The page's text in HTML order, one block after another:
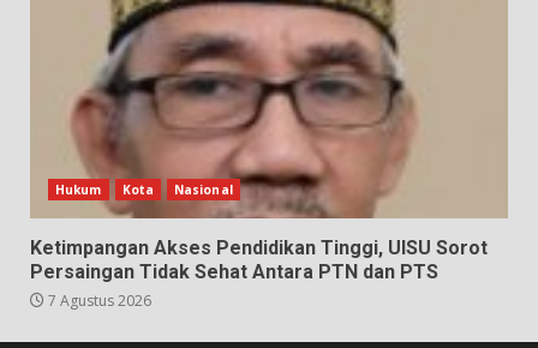
Hukum Kota Nasional
Ketimpangan Akses Pendidikan Tinggi, UISU Sorot
Persaingan Tidak Sehat Antara PTN dan PTS
7 Agustus 2026